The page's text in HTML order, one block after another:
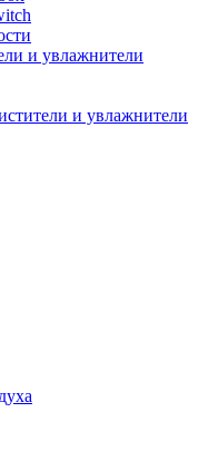
и увлажнители
и увлажнители